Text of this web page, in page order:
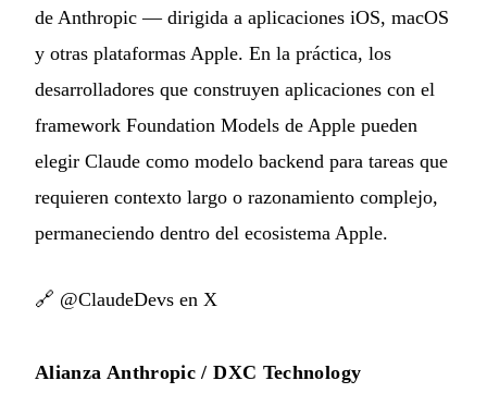
de Anthropic — dirigida a aplicaciones iOS, macOS
y otras plataformas Apple. En la práctica, los
desarrolladores que construyen aplicaciones con el
framework Foundation Models de Apple pueden
elegir Claude como modelo backend para tareas que
requieren contexto largo o razonamiento complejo,
permaneciendo dentro del ecosistema Apple.
🔗 @ClaudeDevs en X
Alianza Anthropic / DXC Technology